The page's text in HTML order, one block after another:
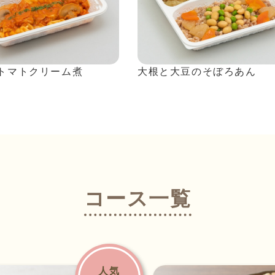
マトクリーム煮 大根と大豆のそぼろあん
コース一覧
人気